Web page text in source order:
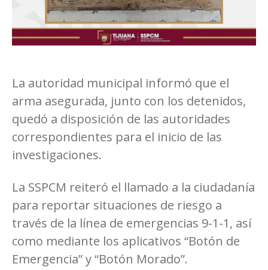
La autoridad municipal informó que el
arma asegurada, junto con los detenidos,
quedó a disposición de las autoridades
correspondientes para el inicio de las
investigaciones.
La SSPCM reiteró el llamado a la ciudadanía
para reportar situaciones de riesgo a
través de la línea de emergencias 9-1-1, así
como mediante los aplicativos “Botón de
Emergencia” y “Botón Morado”.